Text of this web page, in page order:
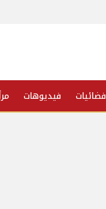
فضائيات فيديوهات